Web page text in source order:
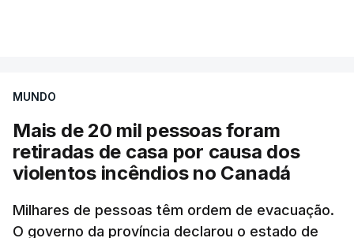
MUNDO
Mais de 20 mil pessoas foram
retiradas de casa por causa dos
violentos incêndios no Canadá
Milhares de pessoas têm ordem de evacuação.
O governo da província declarou o estado de